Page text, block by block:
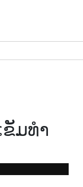
ມທໍາ